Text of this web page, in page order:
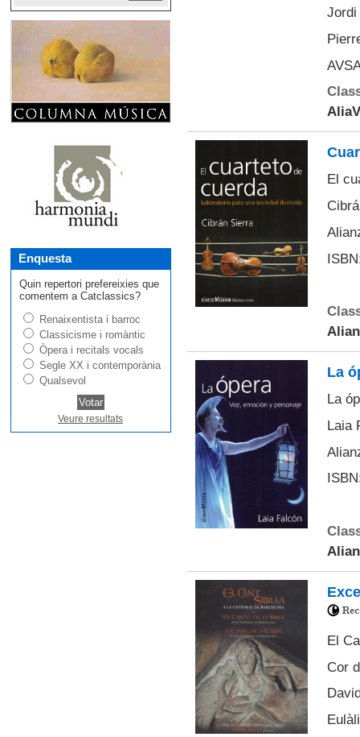
Enquesta
Quin repertori prefereixies que
comentem a Catclassics?
Renaixentista i barroc
Classicisme i romàntic
Òpera i recitals vocals
Segle XX i contemporània
Qualsevol
Veure resultats
Jordi
El
La
La
Laia
El
Cor